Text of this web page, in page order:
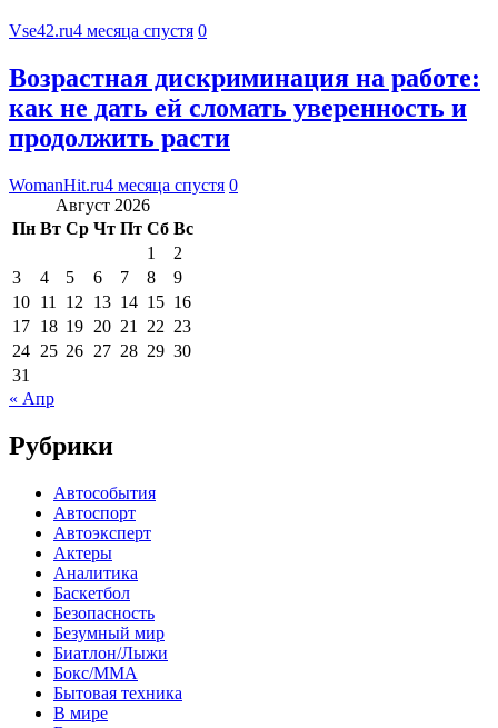
Vse42.ru4 месяца спустя 0
Возрастная дискриминация на работе:
как не дать ей сломать уверенность и
продолжить расти
WomanHit.ru4 месяца спустя 0
Август 2026
Пн Вт Ср Чт Пт Сб Вс
1
2
3
4 5 6 7 8
9
10 11 12 13 14 15 16
17 18 19 20 21 22 23
24 25 26 27 28 29 30
31
« Апр
Рубрики
Автособытия
Автоспорт
Автоэксперт
Актеры
Аналитика
Баскетбол
Безопасность
Безумный мир
Биатлон/Лыжи
Бокс/MMA
Бытовая техника
В мире